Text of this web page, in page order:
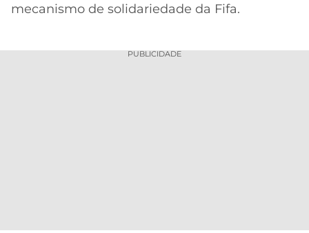
mecanismo de solidariedade da Fifa.
PUBLICIDADE